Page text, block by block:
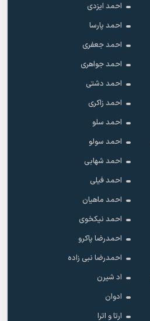
احمد ایزدی
احمد پارسا
احمد جعفری
احمد جواهری
احمد دشتی
احمد زاکری
احمد سلو
احمد سولو
احمد شهابی
احمد فیلی
احمد ماهیان
احمد نیکخوی
احمدرضا پاکرو
احمدرضا نبی زاده
اد شیرن
ادوان
ارتا و اترا